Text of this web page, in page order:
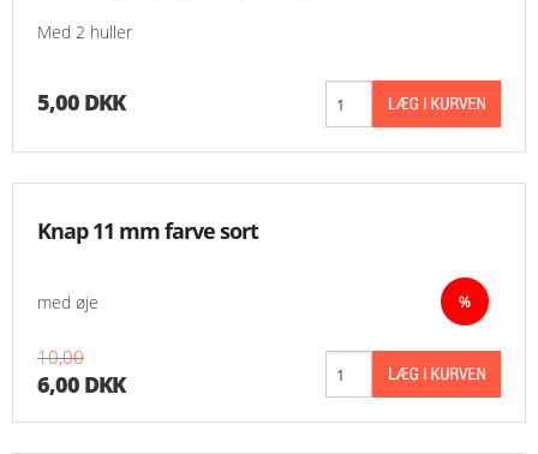
Med 2 huller
5,00 DKK
Knap 11 mm farve sort
med øje
10,00
6,00 DKK